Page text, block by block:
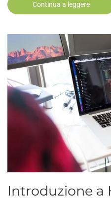
Continua a leggere
Introduzione a